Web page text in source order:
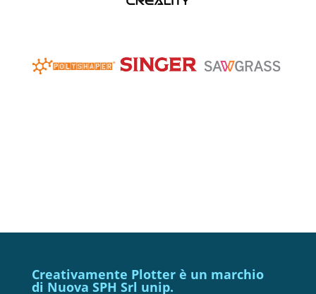
Creativamente Plotter è un marchio
di Nuova SPH Srl unip.